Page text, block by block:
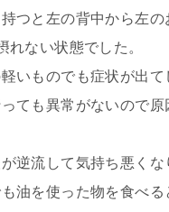
つと左の背中から左の
れない状態でした。
いものでも症状が出て
ても異常がないので原
逆流して気持ち悪くな
油を使った物を食べる